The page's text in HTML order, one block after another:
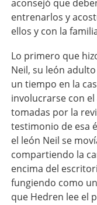
aconsejó que
entrenarlos y
ellos y con la
Lo primero que
Neil, su león
un tiempo en la
involucrarse con
tomadas por la
testimonio de esa
el león Neil se
compartiendo la
encima del
fungiendo como
que Hedren lee el